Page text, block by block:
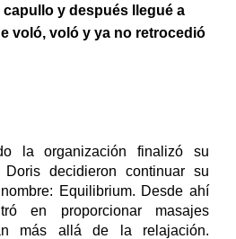
y después llegué a
voló, voló y ya no retrocedió
la organización finalizó su
decidieron continuar su
Equilibrium. Desde ahí
en proporcionar masajes
más allá de la relajación.